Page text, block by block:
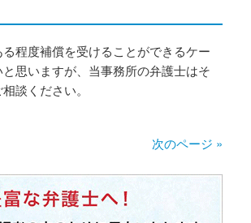
程度補償を受けることができるケー
思いますが、当事務所の弁護士はそ
談ください。
次のページ »